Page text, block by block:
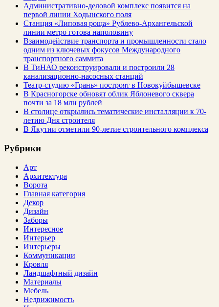
Административно-деловой комплекс появится на
первой линии Ходынского поля
Станция «Липовая роща» Рублево-Архангельской
линии метро готова наполовину
Взаимодействие транспорта и промышленности стало
одним из ключевых фокусов Международного
транспортного саммита
В ТиНАО реконструировали и построили 28
канализационно-насосных станций
Театр-студию «Грань» построят в Новокуйбышевске
В Красногорске обновят облик Яблоневого сквера
почти за 18 млн рублей
В столице открылись тематические инсталляции к 70-
летию Дня строителя
В Якутии отметили 90-летие строительного комплекса
Рубрики
Арт
Архитектура
Ворота
Главная категория
Декор
Дизайн
Заборы
Интересное
Интерьер
Интерьеры
Коммуникации
Кровля
Ландшафтный дизайн
Материалы
Мебель
Недвижимость